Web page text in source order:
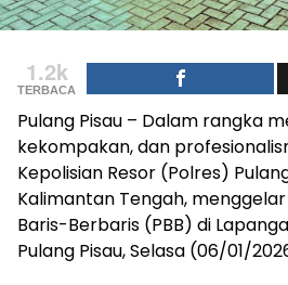
1.2k
TERBACA
Pulang Pisau – Dalam rangka
kekompakan, dan
Kepolisian Resor (Polres)
Kalimantan Tengah,
Baris-Berbaris (PBB) di
Pulang Pisau, Selasa (06/01/